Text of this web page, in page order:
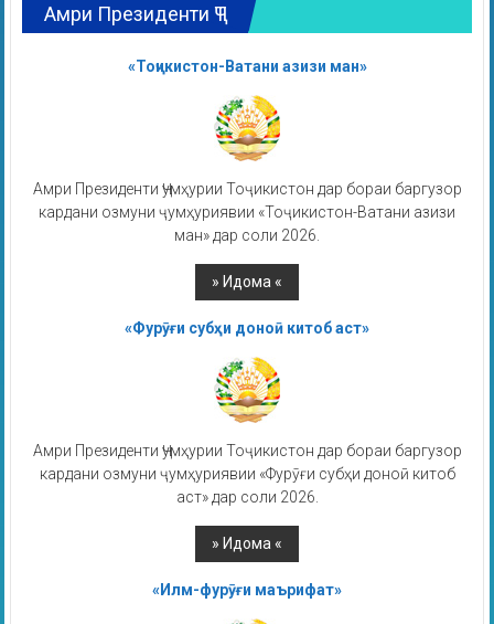
Амри Президенти ҶТ
«Тоҷикистон-Ватани азизи ман»
Амри Президенти Ҷумҳурии Тоҷикистон дар бораи баргузор
кардани озмуни ҷумҳуриявии «Тоҷикистон-Ватани азизи
ман» дар соли 2026.
«Фурӯғи субҳи доноӣ китоб аст»
Амри Президенти Ҷумҳурии Тоҷикистон дар бораи баргузор
кардани озмуни ҷумҳуриявии «Фурӯғи субҳи доноӣ китоб
аст» дар соли 2026.
«Илм-фурӯғи маърифат»